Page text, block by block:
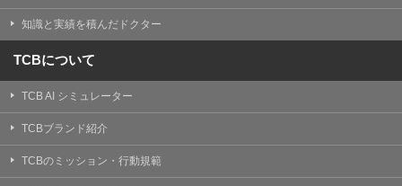
知識と実績を積んだドクター
TCBについて
TCB AI シミュレーター
TCBブランド紹介
TCBのミッション・行動規範